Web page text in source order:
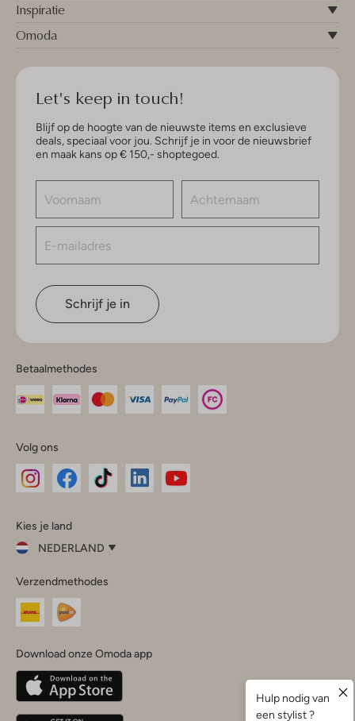
Inspiratie
Omoda
Let's keep in touch!
Blijf op de hoogte van de nieuwste items en exclusieve
deals, speciaal voor jou. Schrijf je in voor de nieuwsbrief
en maak kans op € 150,- shoptegoed.
Schrijf je in
Betaalmethodes
Volg ons
InstagramFacebook
Kies je land
NEDERLAND
je
land
Nederland
Belgique(Français)
Deutschland
Verzendmethodes
Download onze Omoda app